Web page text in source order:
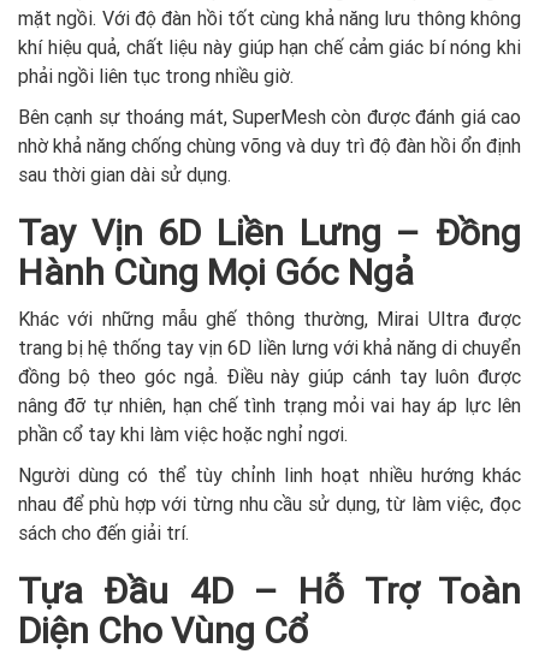
mặt ngồi. Với độ đàn hồi tốt cùng khả năng lưu thông không
khí hiệu quả, chất liệu này giúp hạn chế cảm giác bí nóng khi
phải ngồi liên tục trong nhiều giờ.
Bên cạnh sự thoáng mát, SuperMesh còn được đánh giá cao
nhờ khả năng chống chùng võng và duy trì độ đàn hồi ổn định
sau thời gian dài sử dụng.
Tay Vịn 6D Liền Lưng – Đồng
Hành Cùng Mọi Góc Ngả
Khác với những mẫu ghế thông thường, Mirai Ultra được
trang bị hệ thống tay vịn 6D liền lưng với khả năng di chuyển
đồng bộ theo góc ngả. Điều này giúp cánh tay luôn được
nâng đỡ tự nhiên, hạn chế tình trạng mỏi vai hay áp lực lên
phần cổ tay khi làm việc hoặc nghỉ ngơi.
Người dùng có thể tùy chỉnh linh hoạt nhiều hướng khác
nhau để phù hợp với từng nhu cầu sử dụng, từ làm việc, đọc
sách cho đến giải trí.
Tựa Đầu 4D – Hỗ Trợ Toàn
Diện Cho Vùng Cổ